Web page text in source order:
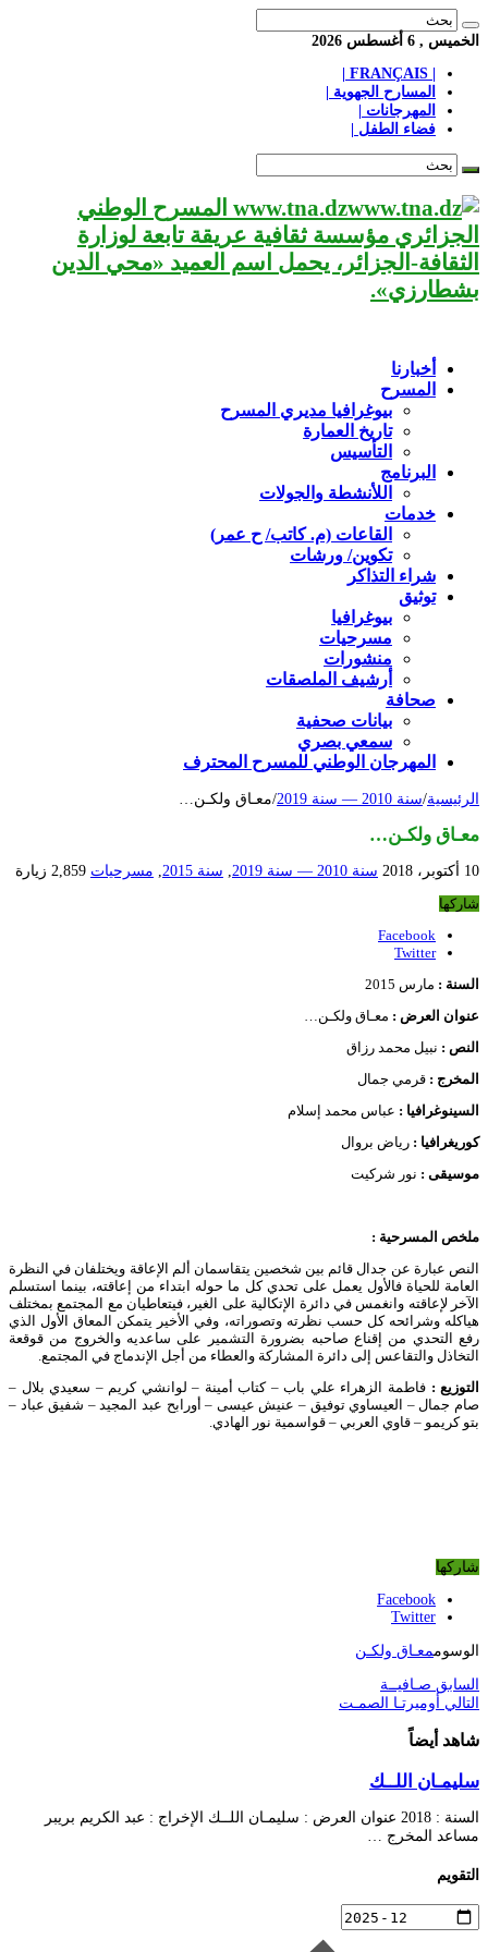
الخميس , 6 أغسطس 2026
المسارح الجهوية |
المهرجانات |
فضاء الطفل |
www.tna.dz المسرح الوطني
الجزائري مؤسسة ثقافية عريقة تابعة لوزارة
الثقافة-الجزائر، يحمل اسم العميد «محي الدين
بشطارزي».
أخبارنا
المسرح
بيوغرافيا مديري المسرح
تاريخ العمارة
التأسيس
البرنامج
اللأنشطة والجولات
خدمات
القاعات (م. كاتب/ ح عمر)
تكوين/ ورشات
شراء التذاكر
توثيق
بيوغرافيا
مسرحيات
منشورات
أرشيف الملصقات
صحافة
بيانات صحفية
سمعي بصري
المهرجان الوطني للمسرح المحترف
الرئيسية/سنة 2010 — سنة 2019 /معـاق ولكـن…
معـاق ولكـن…
10 أكتوبر، 2018 سنة 2010 — سنة 2019 , سنة 2015 , مسرحيات 2,859 زيارة
شاركها
Facebook
Twitter
السنة : مارس 2015
عنوان العرض : معـاق ولكـن…
النص : نبيل محمد رزاق
المخرج : قرمي جمال
السينوغرافيا : عباس محمد إسلام
كوريغرافيا : رياض بروال
موسيقى : نور شركيت
ملخص المسرحية :
النص عبارة عن جدال قائم بين شخصين يتقاسمان ألم الإعاقة ويختلفان في النظرة
العامة للحياة فالأول يعمل على تحدي كل ما حوله ابتداء من إعاقته، بينما استسلم
الآخر لإعاقته وانغمس في دائرة الإتكالية على الغير، فيتعاطيان مع المجتمع بمختلف
هياكله وشرائحه كل حسب نظرته وتصوراته، وفي الأخير يتمكن المعاق الأول الذي
رفع التحدي من إقناع صاحبه بضرورة التشمير على ساعديه والخروج من قوقعة
التخاذل والتقاعس إلى دائرة المشاركة والعطاء من أجل الإندماج في المجتمع.
التوزيع : فاطمة الزهراء علي باب – كتاب أمينة – لوانشي كريم – سعيدي بلال –
صام جمال – العيساوي توفيق – عنيش عيسى – أورابح عبد المجيد – شفيق عباد –
بتو كريمو – قاوي العربي – قواسمية نور الهادي.
شاركها
Facebook
Twitter
الوسوممعـاق ولكـن
السابق صـافيــة
التالي أوميرتـا الصمـت
شاهد أيضاً
سليمـان اللــك
السنة : 2018 عنوان العرض : سليمـان اللــك الإخراج : عبد الكريم بريبر
مساعد المخرج …
التقويم